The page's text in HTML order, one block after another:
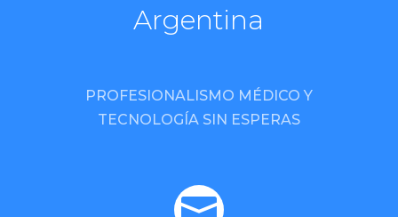
Argentina
PROFESIONALISMO MÉDICO Y
TECNOLOGÍA SIN ESPERAS
